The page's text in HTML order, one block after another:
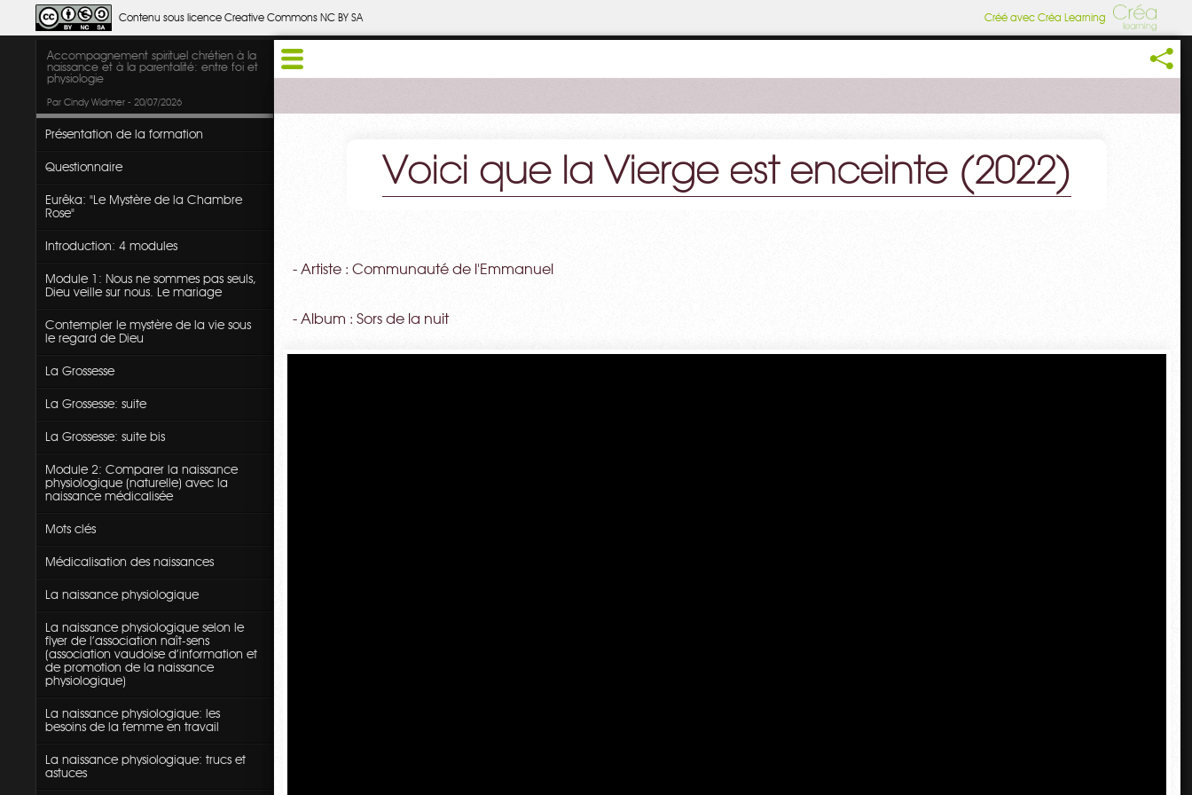
Contenu sous licence Creative Commons NC BY SA Créé avec Créa Learning
Accompagnement spirituel chrétien à la
naissance et à la parentalité: entre foi et
physiologie
Par Cindy Widmer - 20/07/2026
Présentation de la formation
Questionnaire
Eurêka: "Le Mystère de la Chambre
Rose"
Introduction: 4 modules
Module 1: Nous ne sommes pas seuls,
Dieu veille sur nous. Le mariage
Contempler le mystère de la vie sous
le regard de Dieu
La Grossesse
La Grossesse: suite
La Grossesse: suite bis
Module 2: Comparer la naissance
physiologique (naturelle) avec la
naissance médicalisée
Mots clés
Médicalisation des naissances
La naissance physiologique
La naissance physiologique selon le
flyer de l'association naît-sens
(association vaudoise d'information et
de promotion de la naissance
physiologique)
La naissance physiologique: les
besoins de la femme en travail
La naissance physiologique: trucs et
astuces
Voici que la Vierge est enceinte (2022)
- Artiste : Communauté de l'Emmanuel
- Album : Sors de la nuit